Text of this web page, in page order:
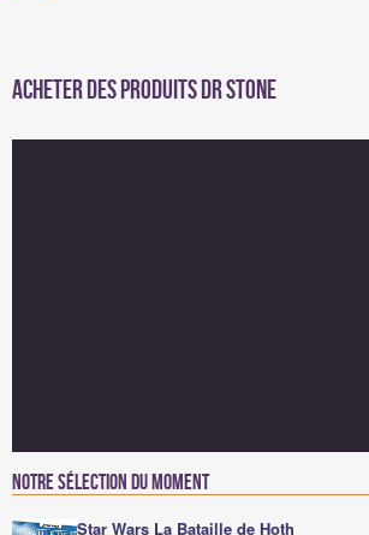
Acheter des produits Dr Stone
Notre sélection du moment
Star Wars La Bataille de Hoth